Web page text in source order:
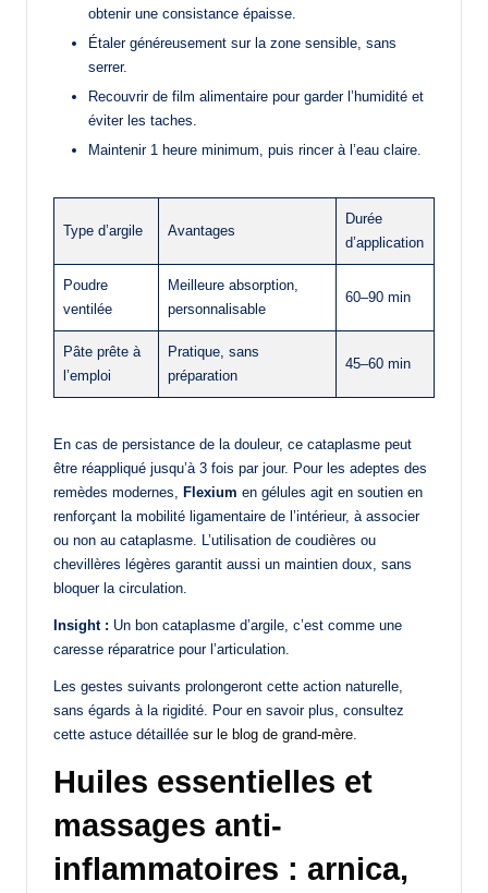
obtenir une consistance épaisse.
Étaler généreusement sur la zone sensible, sans
serrer.
Recouvrir de film alimentaire pour garder l’humidité et
éviter les taches.
Maintenir 1 heure minimum, puis rincer à l’eau claire.
Type d’argile Avantages
Durée
d’application
Poudre
ventilée
Meilleure absorption,
personnalisable
60–90 min
Pâte prête à
l’emploi
Pratique, sans
préparation
45–60 min
En cas de persistance de la douleur, ce cataplasme peut
être réappliqué jusqu’à 3 fois par jour. Pour les adeptes des
remèdes modernes,
Flexium en gélules agit en soutien en
renforçant la mobilité ligamentaire de l’intérieur, à associer
ou non au cataplasme. L’utilisation de coudières ou
chevillères légères garantit aussi un maintien doux, sans
bloquer la circulation.
Insight : Un bon cataplasme d’argile, c’est comme une
caresse réparatrice pour l’articulation.
Les gestes suivants prolongeront cette action naturelle,
sans égards à la rigidité. Pour en savoir plus, consultez
cette astuce détaillée sur le blog de grand-mère
Huiles essentielles et
massages anti-
inflammatoires : arnica,